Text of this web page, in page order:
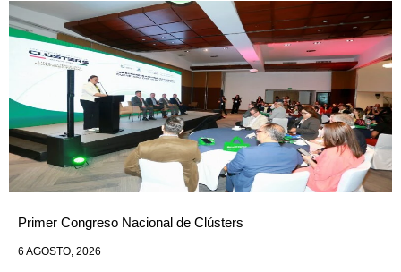
Primer Congreso Nacional de Clústers
6 AGOSTO, 2026